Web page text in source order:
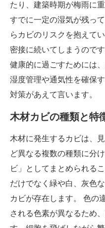
たり、建築時期が梅雨に
すでに一定の湿気が残っ
らカビのリスクを抱えて
密接に続いてしまうので
健康的に過ごすためには
湿度管理や通気性を確保
対策があえて言います。
木材カビの種類と特
木材に発生するカビは、
ど異なる複数の種類に分
ビ」としてまとめられる
だけでなく緑や白、灰色
カビが存在します。 色の
される色素が異なるため